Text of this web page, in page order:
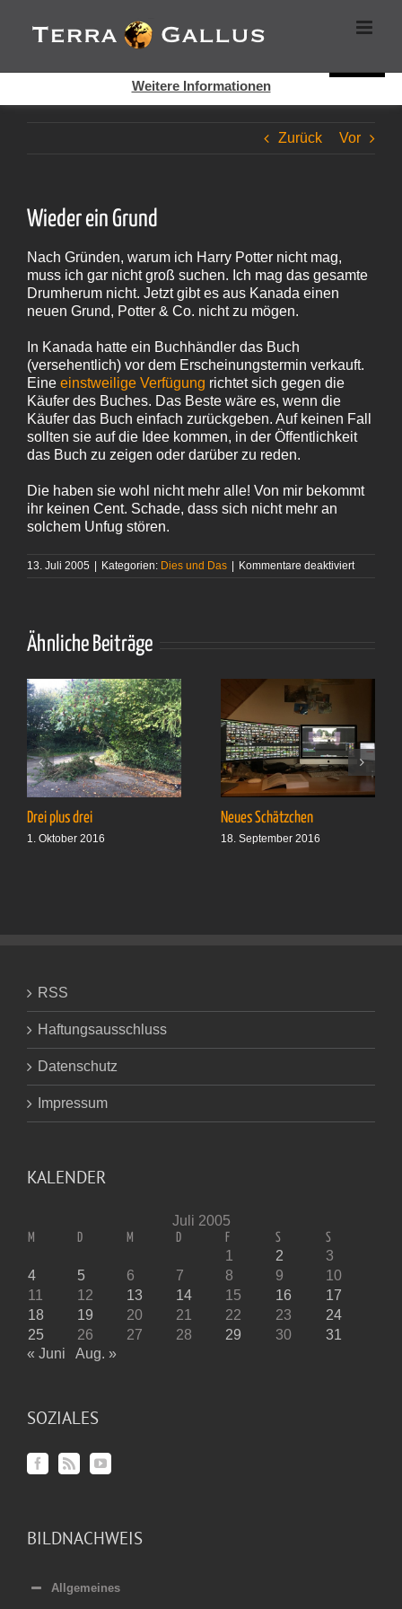
Inhalt
springen
Zurück Vor
Wieder ein Grund
Nach Gründen, warum ich Harry Potter nicht mag,
muss ich gar nicht groß suchen. Ich mag das gesamte
Drumherum nicht. Jetzt gibt es aus Kanada einen
neuen Grund, Potter & Co. nicht zu mögen.
In Kanada hatte ein Buchhändler das Buch
(versehentlich) vor dem Erscheinungstermin verkauft.
Eine einstweilige Verfügung richtet sich gegen die
Käufer des Buches. Das Beste wäre es, wenn die
Käufer das Buch einfach zurückgeben. Auf keinen Fall
sollten sie auf die Idee kommen, in der Öffentlichkeit
das Buch zu zeigen oder darüber zu reden.
Die haben sie wohl nicht mehr alle! Von mir bekommt
ihr keinen Cent. Schade, dass sich nicht mehr an
solchem Unfug stören.
13. Juli 2005 | Kategorien: Dies und Das | Kommentare deaktiviertfür
Ähnliche Beiträge
Drei plus drei
1. Oktober 2016
Neues Schätzchen
18. September 2016
RSS
Haftungsausschluss
Datenschutz
Impressum
KALENDER
Juli 2005
M D M D F S S
1 2
3
4
5 6 7 8 9
10
11
12 13 14 15 16
17
18
19 20 21 22 23
24
25
26 27 28 29 30
31
« Juni
Aug. »
SOZIALES
BILDNACHWEIS
Allgemeines
Cookies helfen auf auf dieser Seite bei der Bereitstellung der
Dienste. Durch die Nutzung dieser Webseite erklären Sie sich
Weitere Informationen